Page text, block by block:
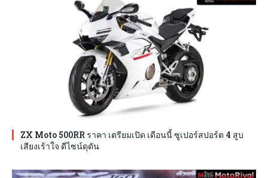
ZX Moto 500RR ราคา เตรียมเปิด เดือนนี้ ซูเปอร์สปอร์ต 4 สูบ
เสียงเร้าใจ ดีไซน์ดุดัน